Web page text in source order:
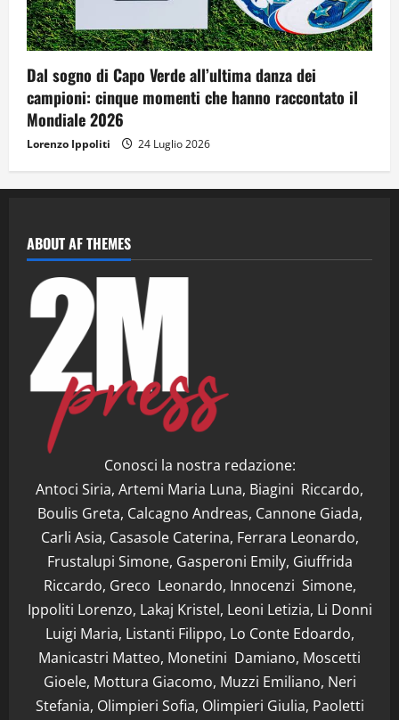
Dal sogno di Capo Verde all’ultima danza dei
campioni: cinque momenti che hanno raccontato il
Mondiale 2026
Lorenzo Ippoliti 24 Luglio 2026
ABOUT AF THEMES
Conosci la nostra redazione:
Antoci Siria, Artemi Maria Luna, Biagini Riccardo,
Boulis Greta, Calcagno Andreas, Cannone Giada,
Carli Asia, Casasole Caterina, Ferrara Leonardo,
Frustalupi Simone, Gasperoni Emily, Giuffrida
Riccardo, Greco Leonardo, Innocenzi Simone,
Ippoliti Lorenzo, Lakaj Kristel, Leoni Letizia, Li Donni
Luigi Maria, Listanti Filippo, Lo Conte Edoardo,
Manicastri Matteo, Monetini Damiano, Moscetti
Gioele, Mottura Giacomo, Muzzi Emiliano, Neri
Stefania, Olimpieri Sofia, Olimpieri Giulia, Paoletti